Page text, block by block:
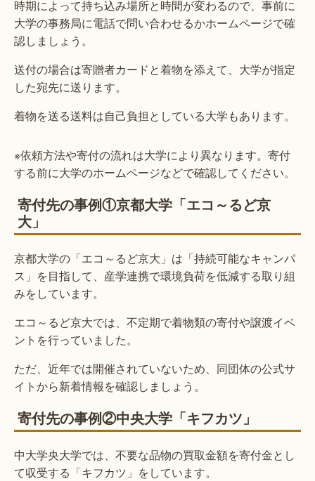
時期によって持ち込み場所と時間が変わるので、事前に
大学の事務局に電話で問い合わせるかホームページで確
認しましょう。
送付の場合は寄贈者カードと着物を添えて、大学が指定
した宛先に送ります。
着物を送る送料は自己負担としている大学もあります。
※依頼方法や寄付の流れは大学により異なります。寄付
する前に大学のホームページなどで確認してください。
寄付先の事例①京都大学「エコ～るど京
大」
京都大学の「エコ～るど京大」は「持続可能なキャンパ
ス」を目指して、産学連携で環境負荷を低減する取り組
みをしています。
エコ～るど京大では、不定期で着物類の寄付や譲渡イベ
ントを行っていました。
ただ、近年では開催されていないため、同団体の公式サ
イトから新着情報を確認しましょう。
寄付先の事例②中央大学「キフカツ」
中大学央大学では、不要な品物の買取金額を寄付金とし
て収受する「キフカツ」をしています。